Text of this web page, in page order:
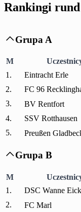
Rankingi
 Grupa A
M
1.
Eintracht Erle
2.
FC 96
3.
BV Rentfort
4.
SSV Rotthausen
5.
Preußen
 Grupa B
M
1.
DSC Wanne
2.
FC Marl